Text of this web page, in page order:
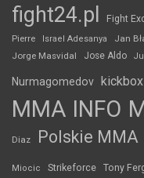
fight24.pl Fight
Pierre
Israel Adesanya Jan
Jorge Masvidal Jose Aldo
Nurmagomedov
MMA INFO
Diaz Polskie MMA
Miocic Strikeforce Tony